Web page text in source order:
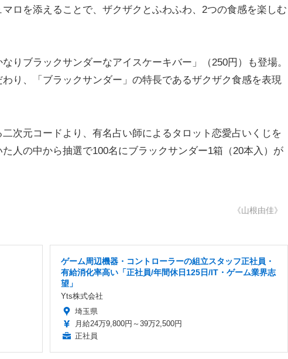
ロを添えることで、ザクザクとふわふわ、2つの食感を楽しむ
りブラックサンダーなアイスケーキバー」（250円）も登場。
り、「ブラックサンダー」の特長であるザクザク食感を表現
次元コードより、有名占い師によるタロット恋愛占いくじを
人の中から抽選で100名にブラックサンダー1箱（20本入）が
《山根由佳》
ゲーム周辺機器・コントローラーの組立スタッフ正社員・
有給消化率高い「正社員/年間休日125日/IT・ゲーム業界志
望」
Yts株式会社
埼玉県
月給24万9,800円～39万2,500円
正社員